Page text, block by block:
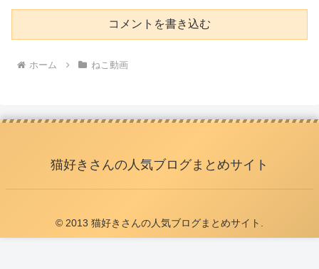
コメントを書き込む
ホーム ねこ動画
猫好きさんの人気ブログまとめサイト
© 2013 猫好きさんの人気ブログまとめサイト.